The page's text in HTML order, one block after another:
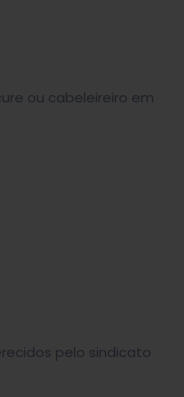
ou cabeleireiro em
pelo sindicato